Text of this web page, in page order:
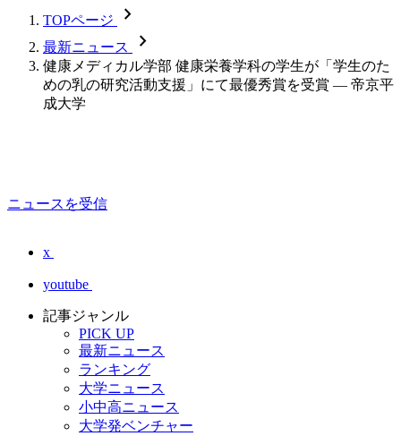
TOPページ chevron_forward
最新ニュース chevron_forward
健康メディカル学部 健康栄養学科の学生が「学生のた
めの乳の研究活動支援」にて最優秀賞を受賞 — 帝京平
成大学
ニュースを受信
x
youtube
記事ジャンル
PICK UP
最新ニュース
ランキング
大学ニュース
小中高ニュース
大学発ベンチャー